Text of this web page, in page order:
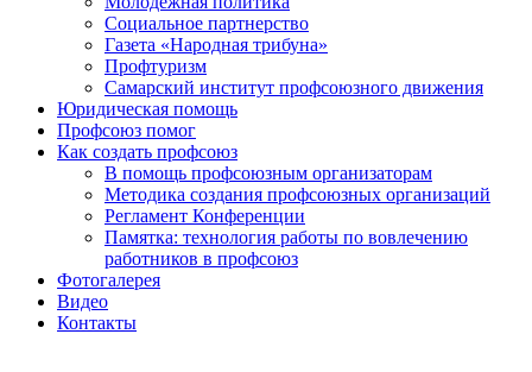
Социальное партнерство
Газета «Народная трибуна»
Профтуризм
Самарский институт профсоюзного движения
Юридическая помощь
Профсоюз помог
Как создать профсоюз
В помощь профсоюзным организаторам
Методика создания профсоюзных организаций
Регламент Конференции
Памятка: технология работы по вовлечению
работников в профсоюз
Фотогалерея
Видео
Контакты